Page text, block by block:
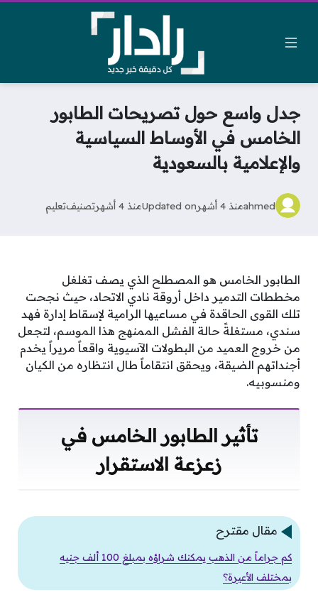
جدل واسع حول تصريحات الطابور
الخامس في الأوساط السياسية
والإعلامية بالسعودية
ahmedمنذ 4 أشهر Updated onمنذ 4 أشهر تصنيفتعليم
الطابور الخامس هو المصطلح الذي يصف تغلغل
مخططات التدمير داخل أروقة نادي الاتحاد، حيث نجحت
تلك القوى الحاقدة في مساعيها الرامية لإسقاط إدارة فهد
سندي، مستغلةً حالة الفشل الممنهج هذا الموسم، لتجعل
من خروج العميد من البطولات الآسيوية واقعاً مريراً يخدم
أجنداتهم الضيقة، ويحقق انتقاماً طال انتظاره من الكيان
ومنسوبيه.
تأثير الطابور الخامس في
زعزعة الاستقرار
مقال مقترح
كم جراماً من الذهب يمكنك شراؤه بمبلغ 100 ألف جنيه
بمختلف الأعيرة؟